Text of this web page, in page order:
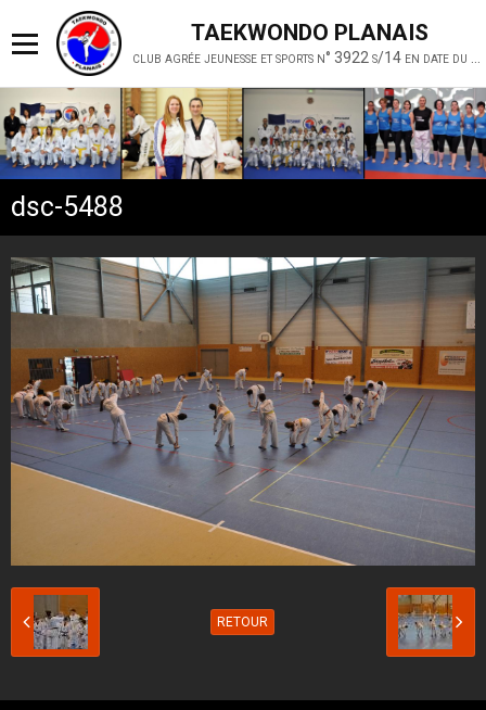
TAEKWONDO PLANAIS
dsc-5488
RETOUR